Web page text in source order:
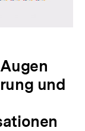
und